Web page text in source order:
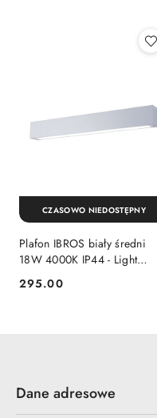
Plafon IBROS biały średni
18W 4000K IP44 - Light
Prestige
Cena:
295.00
CZASOWO NIEDOSTĘPNY
Dane adresowe